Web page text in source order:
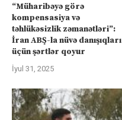
“Müharibəyə görə
kompensasiya və
təhlükəsizlik zəmanətləri”:
İran ABŞ-la nüvə danışıqları
üçün şərtlər qoyur
İyul 31, 2025